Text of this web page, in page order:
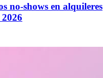
no-shows en alquileres